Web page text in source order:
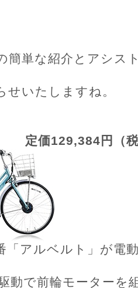
簡単な紹介とアシス
せいたしますね。
価129,384円（税
「アルベルト」が電
動で前輪モーターを